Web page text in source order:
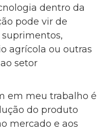
dentro da
pode vir de
agrícola ou outras
setor
em meu trabalho é
do produto
mercado e aos